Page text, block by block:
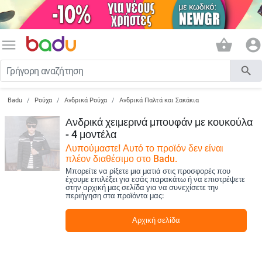
menu shopping_basket account_circle
search
Badu Ρούχα Ανδρικά Ρούχα Ανδρικά Παλτά και Σακάκια
Ανδρικά χειμερινά μπουφάν με κουκούλα
- 4 μοντέλα
Λυπούμαστε! Αυτό το προϊόν δεν είναι
πλέον διαθέσιμο στο Badu.
Μπορείτε να ρίξετε μια ματιά στις προσφορές που
έχουμε επιλέξει για εσάς παρακάτω ή να επιστρέψετε
στην αρχική μας σελίδα για να συνεχίσετε την
περιήγηση στα προϊόντα μας:
Αρχική σελίδα